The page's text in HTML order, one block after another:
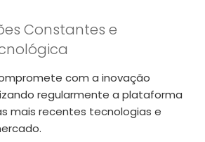
Constantes e
com a inovação
regularmente a plataforma
mais recentes tecnologias e